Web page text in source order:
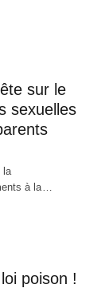
sur le
sexuelles
la
à la…
poison !